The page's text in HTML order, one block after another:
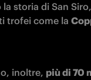
storia di San
trofei come la
inoltre, più di 70